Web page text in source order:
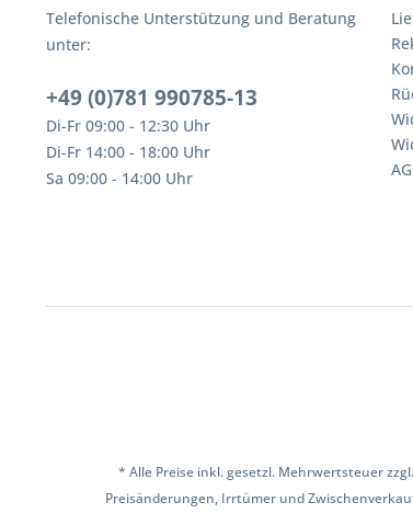
Telefonische Unterstützung und Beratung
unter:
+49 (0)781 990785-13
Di-Fr 09:00 - 12:30 Uhr
Di-Fr 14:00 - 18:00 Uhr
Sa 09:00 - 14:00 Uhr
* Alle Preise inkl. gesetzl. Mehrwertsteuer zzgl.
Preisänderungen, Irrtümer und